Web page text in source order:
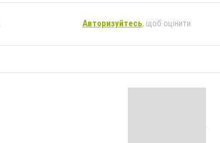
Авторизуйтесь, щоб оцінити